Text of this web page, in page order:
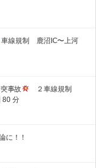
線規制 鹿沼IC〜上河
事故
２車線規制
80 分
に！！